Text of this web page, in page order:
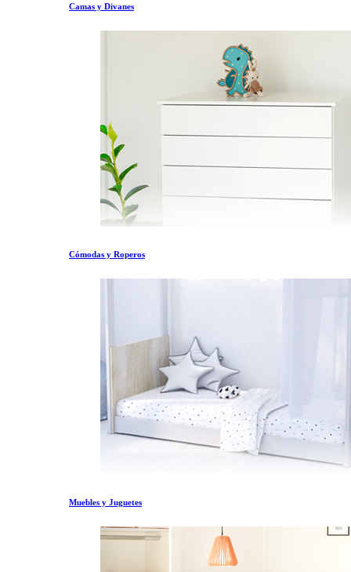
Camas y Divanes
Cómodas y Roperos
Muebles y Juguetes